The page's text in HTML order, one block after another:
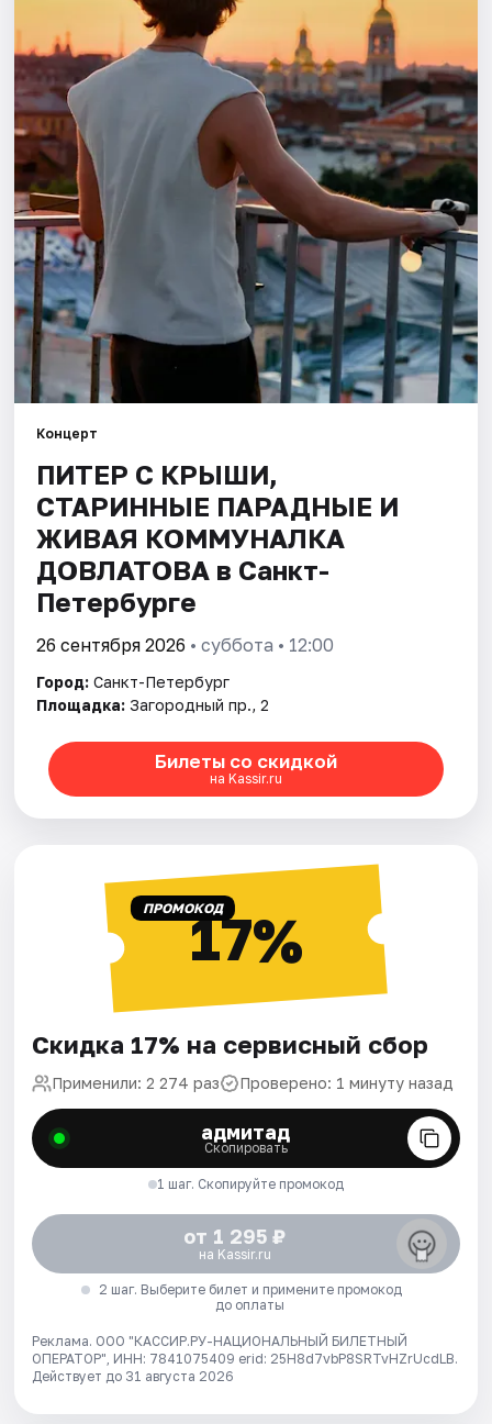
Города
Площадки
Артисты
Рейтинги
Концерт
ПИТЕР С КРЫШИ,
СТАРИННЫЕ ПАРАДНЫЕ И
ЖИВАЯ КОММУНАЛКА
ДОВЛАТОВА в Санкт-
Петербурге
26 сентября 2026 • суббота • 12:00
Город: Санкт-Петербург
Площадка: Загородный пр., 2
Билеты со скидкой
на Kassir.ru
ПРОМОКОД17%
Скидка 17% на сервисный сбор
Применили: 2 274 раз Проверено: 1 минуту назад
адмитад
Скопировать
1 шаг. Скопируйте промокод
от 1 295 ₽
на Kassir.ru
2 шаг. Выберите билет и примените промокод
до оплаты
Реклама. ООО "КАССИР.РУ-НАЦИОНАЛЬНЫЙ БИЛЕТНЫЙ
ОПЕРАТОР", ИНН: 7841075409 erid: 25H8d7vbP8SRTvHZrUcdLB.
Действует до 31 августа 2026